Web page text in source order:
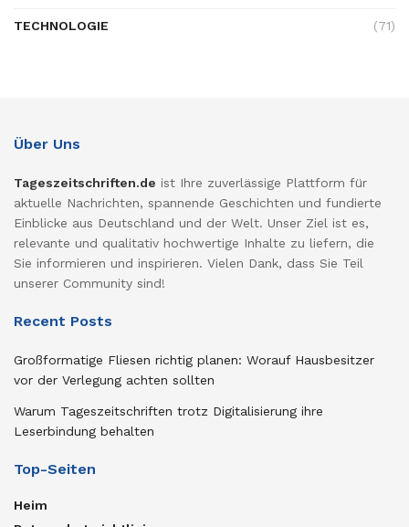
TECHNOLOGIE (71)
Über Uns
Tageszeitschriften.de ist Ihre zuverlässige Plattform für
aktuelle Nachrichten, spannende Geschichten und fundierte
Einblicke aus Deutschland und der Welt. Unser Ziel ist es,
relevante und qualitativ hochwertige Inhalte zu liefern, die
Sie informieren und inspirieren. Vielen Dank, dass Sie Teil
unserer Community sind!
Recent Posts
Großformatige Fliesen richtig planen: Worauf Hausbesitzer
vor der Verlegung achten sollten
Warum Tageszeitschriften trotz Digitalisierung ihre
Leserbindung behalten
Top-Seiten
Heim